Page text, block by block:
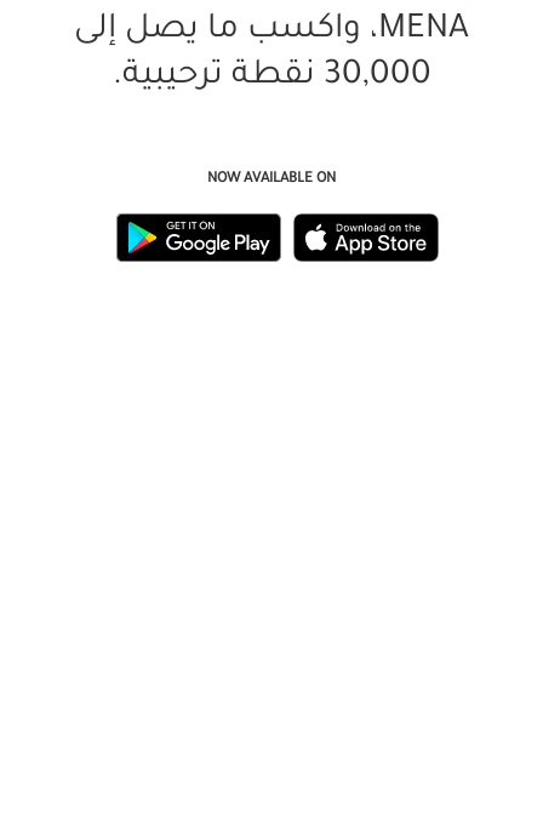
تطبيق امريكان اكسبرس
MENA، واكسب ما يصل إلى
30,000 نقطة ترحيبية.
NOW AVAILABLE ON